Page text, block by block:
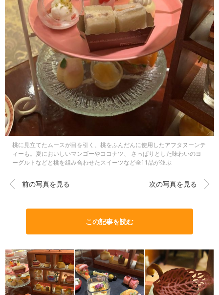
桃に見立てたムースが目を引く、桃をふんだんに使用したアフタヌーンテ
ィーも。夏においしいマンゴーやココナツ、 さっぱりとした味わいのヨ
ーグルトなどと桃を組み合わせたスイーツなど全11品が並ぶ
前の写真を見る 次の写真を見る
この記事を読む